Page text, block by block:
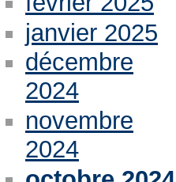
janvier 2025
décembre
2024
novembre
2024